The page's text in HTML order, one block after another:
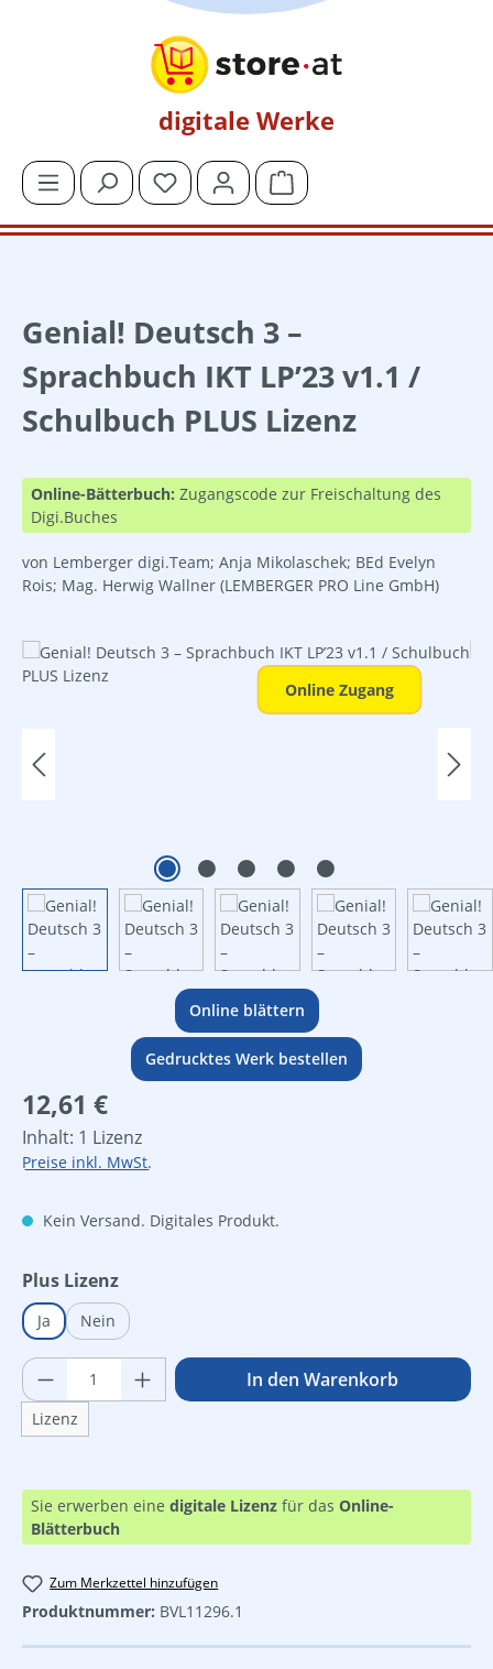
digitale Werke
Du hast 0 Produkte auf dem Merkzettel
Warenkorb enthält 0
Genial! Deutsch 3 –
Sprachbuch IKT LP’23 v1.1 /
Schulbuch PLUS Lizenz
Online-Bätterbuch: Zugangscode zur Freischaltung des
Digi.Buches
von Lemberger digi.Team; Anja Mikolaschek; BEd Evelyn
Rois; Mag. Herwig Wallner (LEMBERGER PRO Line GmbH)
Bildergalerie überspringen
Online Zugang
Online blättern
Gedrucktes Werk bestellen
Regulärer Preis:
12,61 €
Inhalt: 1 Lizenz
Preise inkl. MwSt.
Kein Versand. Digitales Produkt.
Plus Lizenzauswählen
Ja Nein
Produkt Anzahl: Gib den gewünschten
Lizenz
In den Warenkorb
Sie erwerben eine digitale Lizenz für das Online-
Blätterbuch
Zum Merkzettel hinzufügen
Produktnummer: BVL11296.1